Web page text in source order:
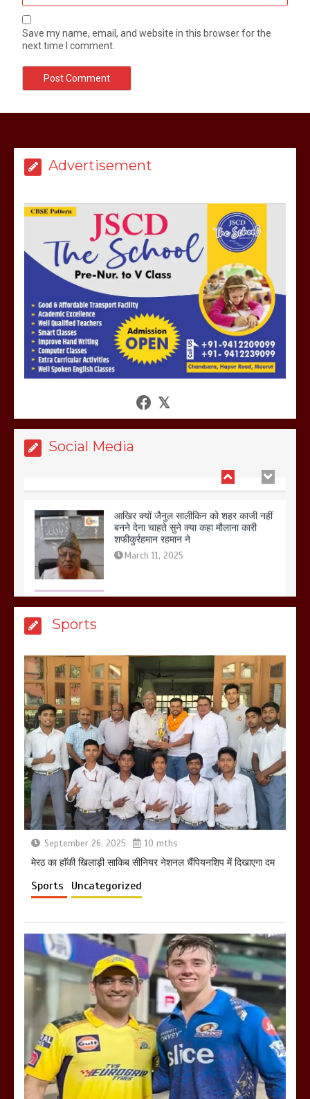
Save my name, email, and website in this browser for the
next time I comment.
Advertisement
Social Media
मेरठ सुराजकुंड शमशान घाट में चिता से अस्थि
उठाकर खाते कुत्ते का वीडियो इंटरनेट पर जमकर
हो रहा वायरल
March 6, 2025
होलिका रखने पर लात मार कर होलिका को किया
गलोच ,कहा अगर रखी गई होली तो होगा खून
शफीकुर्रहमान रहमान ने
March 11, 2025
मेरठ सुराजकुंड शमशान घाट में चिता से अस्थि
उठाकर खाते कुत्ते का वीडियो इंटरनेट पर जमकर
हो रहा वायरल
March 6, 2025
होलिका रखने पर लात मार कर होलिका को किया
तहस नहस,मोहल्ले वालों के साथ की गई गाली
खराबा,
Sports
September 26, 2025 10 mths
मेरठ का हाॅकी खिलाड़ी साकिब सीनियर नेशनल चैंपियनशिप में दिखाएगा दम
Sports Uncategorized